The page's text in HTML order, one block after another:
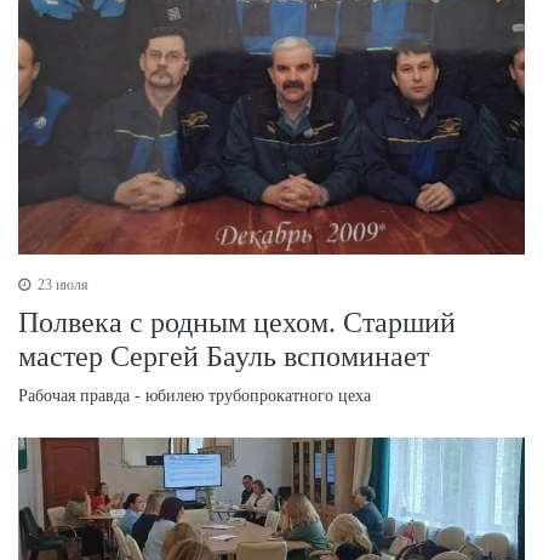
23 июля
Полвека с родным цехом. Старший
мастер Сергей Бауль вспоминает
Рабочая правда - юбилею трубопрокатного цеха